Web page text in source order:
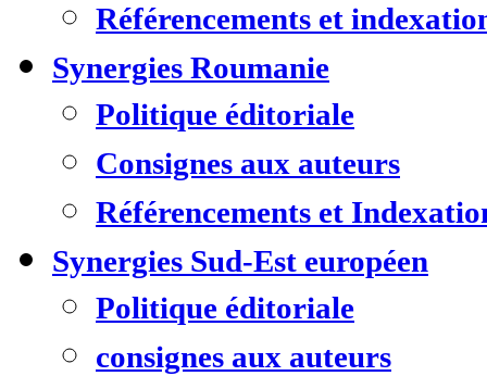
Référencements et
Synergies Roumanie
Politique éditoriale
Consignes aux auteurs
Référencements et
Synergies Sud-Est européen
Politique éditoriale
consignes aux auteurs